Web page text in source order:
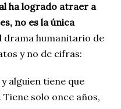
ha logrado atraer a
no es la única
drama humanitario de
y no de cifras:
alguien tiene que
solo once años,